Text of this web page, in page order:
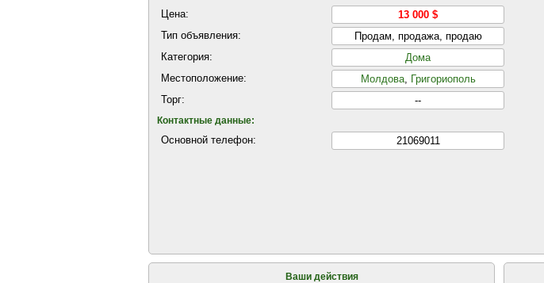
Цена:
13 000 $
Тип объявления:
Продам, продажа, продаю
Категория:
Дома
Местоположение:
Молдова, Григориополь
Торг:
--
Контактные данные:
Основной телефон: 21069011
Ваши действия